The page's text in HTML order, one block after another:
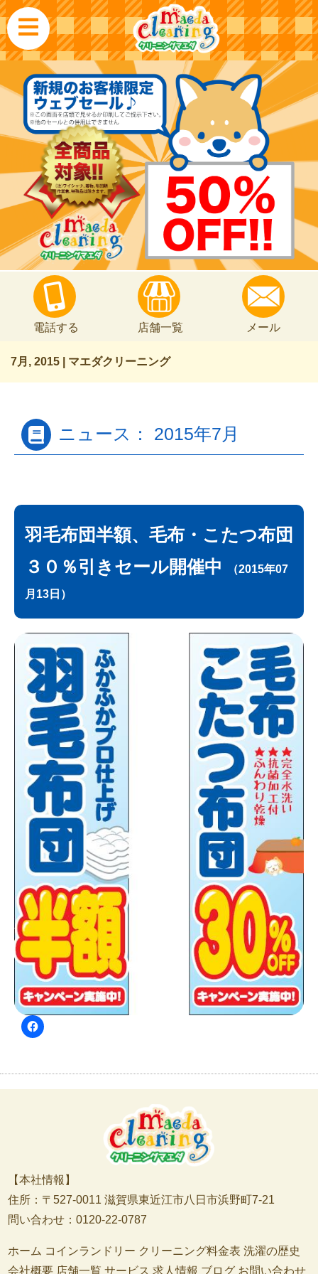
電話する 店舗一覧 メール
7月, 2015 | マエダクリーニング
ニュース： 2015年7月
羽毛布団半額、毛布・こたつ布団
３０％引きセール開催中
（2015年07
月13日）
【本社情報】
住所：〒527-0011 滋賀県東近江市八日市浜野町7-21
問い合わせ：0120-22-0787
ホーム コインランドリー クリーニング料金表 洗濯の歴史
会社概要 店舗一覧 サービス 求人情報 ブログ お問い合わせ